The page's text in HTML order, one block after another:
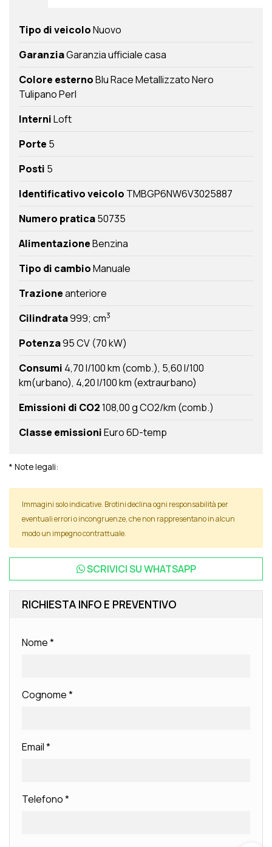
Tipo di veicoloNuovo
GaranziaGaranzia ufficiale casa
Colore esternoBlu Race Metallizzato Nero
Tulipano Perl
InterniLoft
Porte 5
Posti 5
Identificativo veicolo TMBGP6NW6V3025887
Numero pratica50735
AlimentazioneBenzina
Tipo di cambioManuale
Trazioneanteriore
Cilindrata999; cm3
Potenza95 CV (70 kW)
Consumi 4,70 l/100 km (comb.) 5,60 l/100
km(urbano) 4,20 l/100 km (extraurbano)
Emissioni di CO2108,00 g CO2/km (comb.)
Classe emissioniEuro 6D-temp
* Note legali:
Immagini solo indicative. Brotini declina ogni responsabilità per
eventuali errori o incongruenze, che non rappresentano in alcun
modo un impegno contrattuale.
SCRIVICI SUWHATSAPP
RICHIESTA INFO E PREVENTIVO
Nome*
Cognome*
Email*
Telefono*